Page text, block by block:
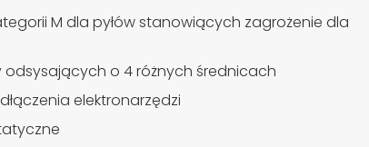
M dla pyłów stanowiących zagrożenie dla
odsysających o 4 różnych średnicach
elektronarzędzi